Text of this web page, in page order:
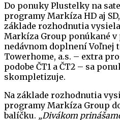
Do ponuky Plustelky na
programy Markíza HD aj
základe rozhodnutia
Markíza Group ponúkané v
nedávnom doplnení Voľnej
Towerhome, a.s. – extra
podobe ČT1 a ČT2 – sa
skompletizuje.
Na základe rozhodnutia
programy Markíza Group
balíčku. „Divákom